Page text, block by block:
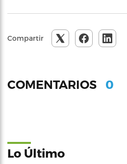
Compartir
COMENTARIOS 0
Lo Último